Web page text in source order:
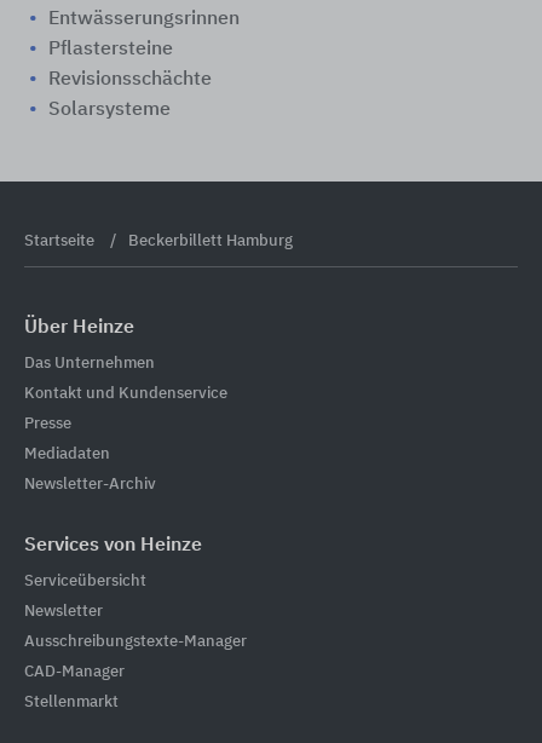
Entwässerungsrinnen
Pflastersteine
Revisionsschächte
Solarsysteme
Startseite Beckerbillett Hamburg
Über Heinze
Das Unternehmen
Kontakt und Kundenservice
Presse
Mediadaten
Newsletter-Archiv
Services von Heinze
Serviceübersicht
Newsletter
Ausschreibungstexte-Manager
CAD-Manager
Stellenmarkt